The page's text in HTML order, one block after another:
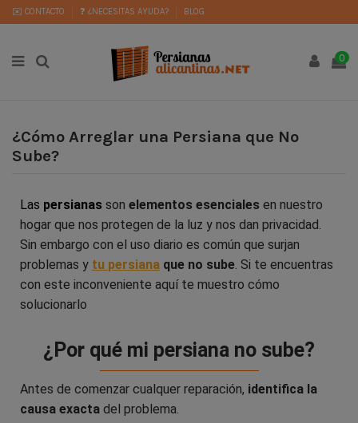
✉️ CONTACTO ❓ ¿NECESITAS AYUDA? BLOG
0
¿Cómo Arreglar una Persiana que No
Sube?
Las persianas son elementos esenciales en nuestro
hogar que nos protegen de la luz y nos dan privacidad.
Sin embargo con el uso diario es común que surjan
problemas y tu persiana que no sube. Si te encuentras
con este inconveniente aquí te muestro cómo
solucionarlo
¿Por qué mi persiana no sube?
Antes de comenzar cualquer reparación, identifica la
causa exacta del problema.